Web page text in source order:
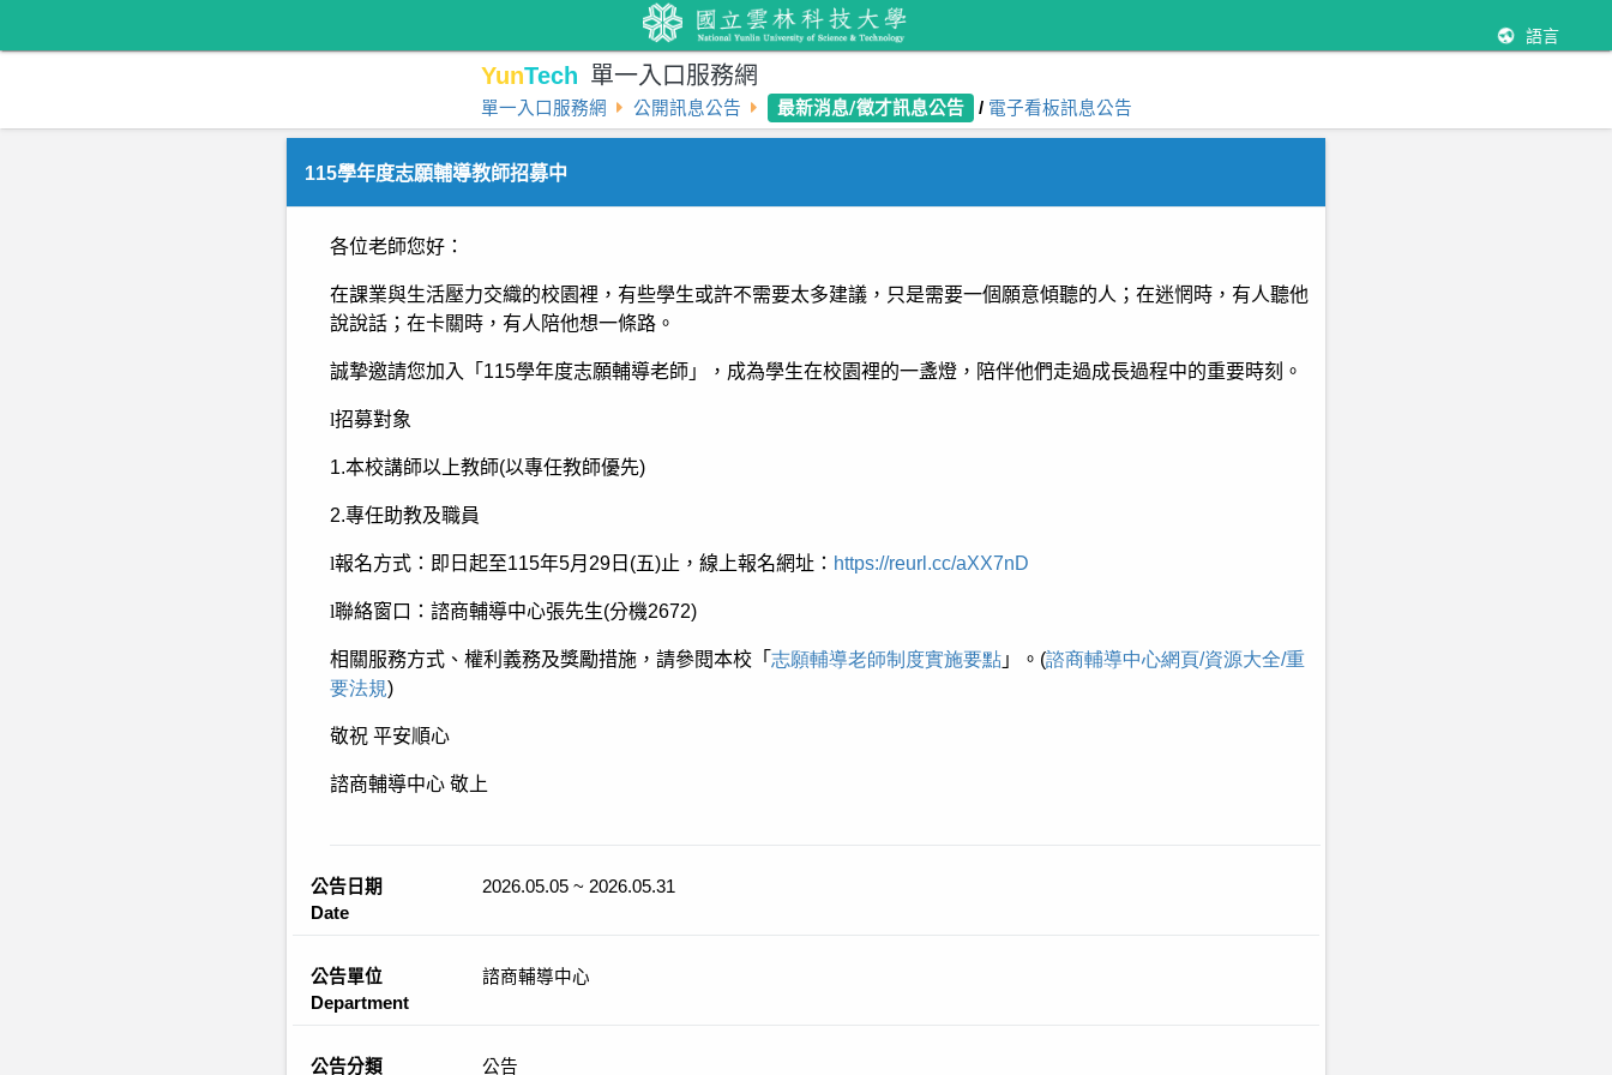
語言
YunTech 單一入口服務網
單一入口服務網 公開訊息公告 最新消息/徵才訊息公告 / 電子看板訊息公告
115學年度志願輔導教師招募中
各位老師您好：
在課業與生活壓力交織的校園裡，有些學生或許不需要太多建議，只是需要一個願意傾聽的人；在迷惘時，有人聽他
說說話；在卡關時，有人陪他想一條路。
誠摯邀請您加入「 115學年度志願輔導老師」，成為學生在校園裡的一盞燈，陪伴他們走過成長過程中的重要時刻。
l招募對象
1.本校講師以上教師(以專任教師優先)
2.專任助教及職員
l報名方式：即日起至115年5月 29 日 (五)止，線上報名網址： https://reurl.cc/aXX7nD
l聯絡窗口：諮商輔導中心張先生(分機2672)
相關服務方式、權利義務及獎勵措施，請參閱本校「 志願輔導老師制度實施要點 」。 (諮商輔導中心網頁/資源大全/重
要法規)
敬祝 平安順心
諮商輔導中心 敬上
公告日期
Date
2026.05.05 ~ 2026.05.31
公告單位
Department
諮商輔導中心
公告分類 公告